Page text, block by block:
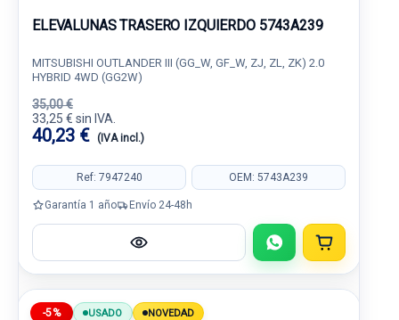
ELEVALUNAS TRASERO IZQUIERDO 5743A239
MITSUBISHI OUTLANDER III (GG_W, GF_W, ZJ, ZL, ZK) 2.0
HYBRID 4WD (GG2W)
35,00 €
33,25 € sin IVA.
40,23 € (IVA incl.)
Ref: 7947240 OEM: 5743A239
Garantía 1 año Envío 24-48h
-5% USADO NOVEDAD